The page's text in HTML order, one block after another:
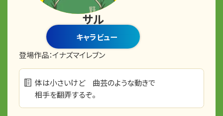
サル
キャラビュー
登場作品：イナズマイレブン
体は小さいけど 曲芸のような動きで
相手を翻弄するぞ。